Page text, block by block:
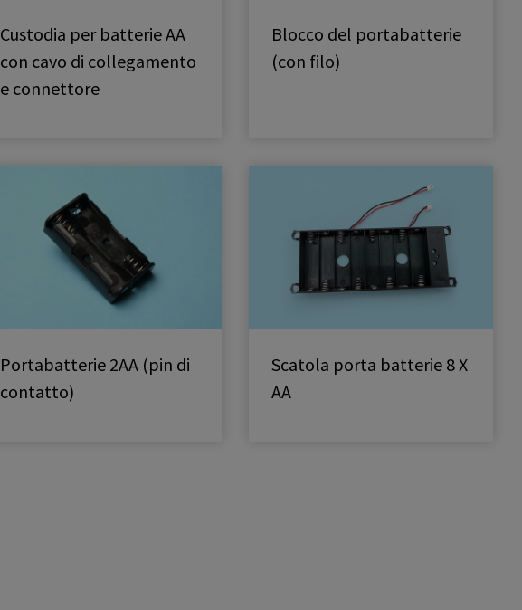
Custodia per batterie AA
con cavo di collegamento
e connettore
Blocco del portabatterie
(con filo)
Portabatterie 2AA (pin di
contatto)
Scatola porta batterie 8 X
AA